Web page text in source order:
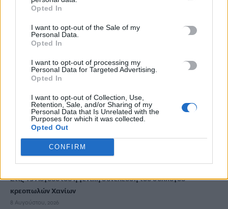
Opted In
I want to opt-out of the Sale of my
Personal Data.
Opted In
I want to opt-out of processing my
Personal Data for Targeted Advertising.
Opted In
I want to opt-out of Collection, Use,
Retention, Sale, and/or Sharing of my
Personal Data that Is Unrelated with the
Purposes for which it was collected.
Opted Out
CONFIRM
δούμε τη «βροχή» των αστεριών
8 Αυγούστου, 2026
Ενοίκια: Πότε γίνονται υποχρεωτικές οι πληρωμές μέσω
8 Αυγούστου, 2026
Ισπανία: Η συγκινητική επανένωση γυναίκας με τα
γαϊδουράκια της μετά τις πυρκαγιές
8 Αυγούστου, 2026
Στις 19 Αυγούστου η γενική συνέλευση του συλλόγου
κρεοπωλών Χανίων
8 Αυγούστου, 2026